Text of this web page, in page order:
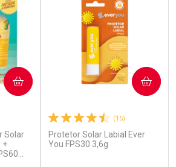
Ativar Desconto
Solar
+
(15)
Protetor Solar Labial Ever
You FPS30 3,6g
COMPRAR